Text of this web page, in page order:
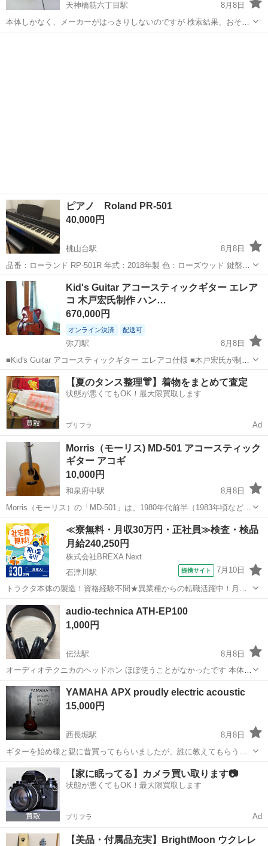
天神橋筋六丁目駅
8月8日
本体しかなく、メーカーがはっきりしないのですが 検索結果、おそら
く KIKUTANI CH-91だと思います。 効果音を出したいときに使用して
ピアノ Roland PR-501
40,000円
桃山台駅
8月8日
品番：ローランド RP-501R 年式：2018年製 色：ローズウッド 鍵盤：
88鍵 サイズ：幅 137.8cm 高さ99.2cm 奥行42.3cm 重さ：40.8kg 使用
しなくなる為出品いたします。 問題なく使用できます。
大阪
Kid's Guitar アコースティックギター エレア
コ 木戸宏氏制作 ハン…
670,000円
オンライン決済 配送可
弥刀駅
8月8日
■Kid's Guitar アコースティックギター エレアコ仕様 ■木戸宏氏が制作
したハンドメイドギター ■エレキギターでは木戸宏氏が製作したギタ
ーはそれなりに数がありますが アコースティックギターは、ほとんど
ありませ...
大阪 東大阪市 弥刀駅 弦楽器、ギター
【夏のタンス整理👘】着物をまとめて査定
状態が悪くてもOK！最大限買取します
プリフラ Ad
Morris（モーリス) MD-501 アコースティック
ギター アコギ
10,000円
和泉府中駅
8月8日
Morris（モーリス）の「MD-501」は、1980年代前半（1983年頃など）
に製造された、ドレッドノート型のビンテージ・アコースティックギ
ターです。当時のMDシリーズにおける初期〜中期に位置し、市場では
主に中古品として...
大阪 和泉市 和泉府中駅 弦楽器、ギター
≪寮無料・月収30万円・正社員≫検査・検品
月給240,250円
株式会社BREXA Next
石津川駅
提携サイト 7月10日
トラクタ本体の製造！資格経験不問★異業種からの転職活躍中！月収
例29万円以上！生活支援物資事前対応可◎即日入寮OK！寮費はずっと
無料＆備品付き1R寮完備！赴任旅費会社負担！工場まで無料送迎あり
◎《大阪府堺市》 人気の工場の...
大阪 堺市
audio-technica ATH-EP100
1,000円
伝法駅
8月8日
オーディオテクニカのヘッドホン ほぼ使うことがなかったです 本体、
変換コネクタ、取扱説明書のみとなります
大阪 大阪市
YAMAHA APX proudly electric acoustic
15,000円
西長堀駅
8月8日
ギターを始め様と親に昔買ってもらいましたが、誰に教えてもらうこ
となくやり方が分からなくそのままになっていました。ほぼ使用して
いないといった感じです。ギターかけもつけています。
大阪 大阪市 西長堀駅 弦楽器、ギター APX
【家に眠ってる】カメラ買い取ります📷
状態が悪くてもOK！最大限買取します
プリフラ Ad
【美品・付属品充実】BrightMoon ウクレレ